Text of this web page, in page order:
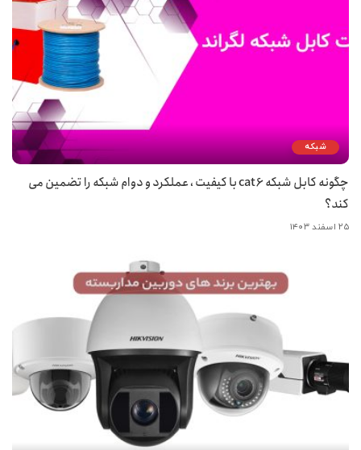
شبکه
چگونه کابل شبکه cat6 با کیفیت ، عملکرد و دوام شبکه را تضمین می
کند؟
۲۵ اسفند ۱۴۰۳